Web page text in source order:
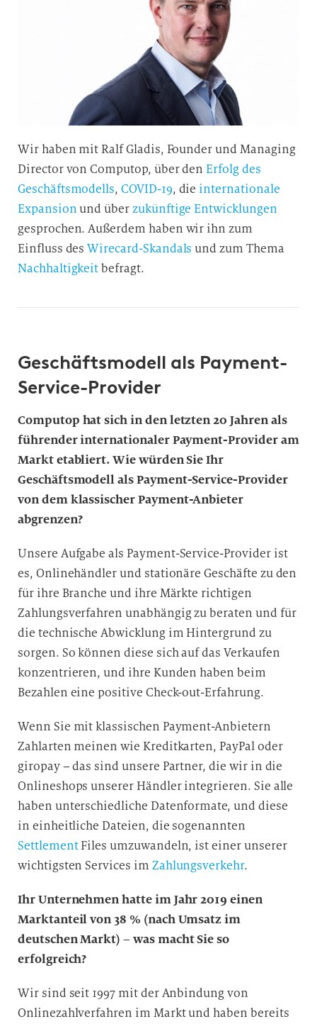
Wir haben mit Ralf Gladis, Founder und Managing
Director von Computop, über denErfolg des
Geschäftsmodells,COVID-19, dieinternationale
Expansionund überzukünftige Entwicklungen
gesprochen. Außerdem haben wir ihn zum
Einfluss desWirecard-Skandals und zum Thema
Nachhaltigkeitbefragt.
Geschäftsmodell als Payment-
Service-Provider
Computop hat sich in den letzten 20 Jahren als
führender internationaler Payment-Provider am
Markt etabliert. Wie würden Sie Ihr
Geschäftsmodell als Payment-Service-Provider
von dem klassischer Payment-Anbieter
abgrenzen?
Unsere Aufgabe als Payment-Service-Provider ist
es, Onlinehändler und stationäre Geschäfte zu den
für ihre Branche und ihre Märkte richtigen
Zahlungsverfahren unabhängig zu beraten und für
die technische Abwicklung im Hintergrund zu
sorgen. So können diese sich auf das Verkaufen
konzentrieren, und ihre Kunden haben beim
Bezahlen eine positive Check-out-Erfahrung.
Wenn Sie mit klassischen Payment-Anbietern
Zahlarten meinen wie Kreditkarten, PayPal oder
giropay – das sind unsere Partner, die wir in die
Onlineshops unserer Händler integrieren. Sie alle
haben unterschiedliche Datenformate, und diese
in einheitliche Dateien, die sogenannten
SettlementFiles umzuwandeln, ist einer unserer
wichtigsten Services im Zahlungsverkehr.
Ihr Unternehmen hatte im Jahr 2019 einen
Marktanteil von 38 % (nach Umsatz im
deutschen Markt) – was macht Sie so
erfolgreich?
Wir sind seit 1997 mit der Anbindung von
Onlinezahlverfahren im Markt und haben bereits